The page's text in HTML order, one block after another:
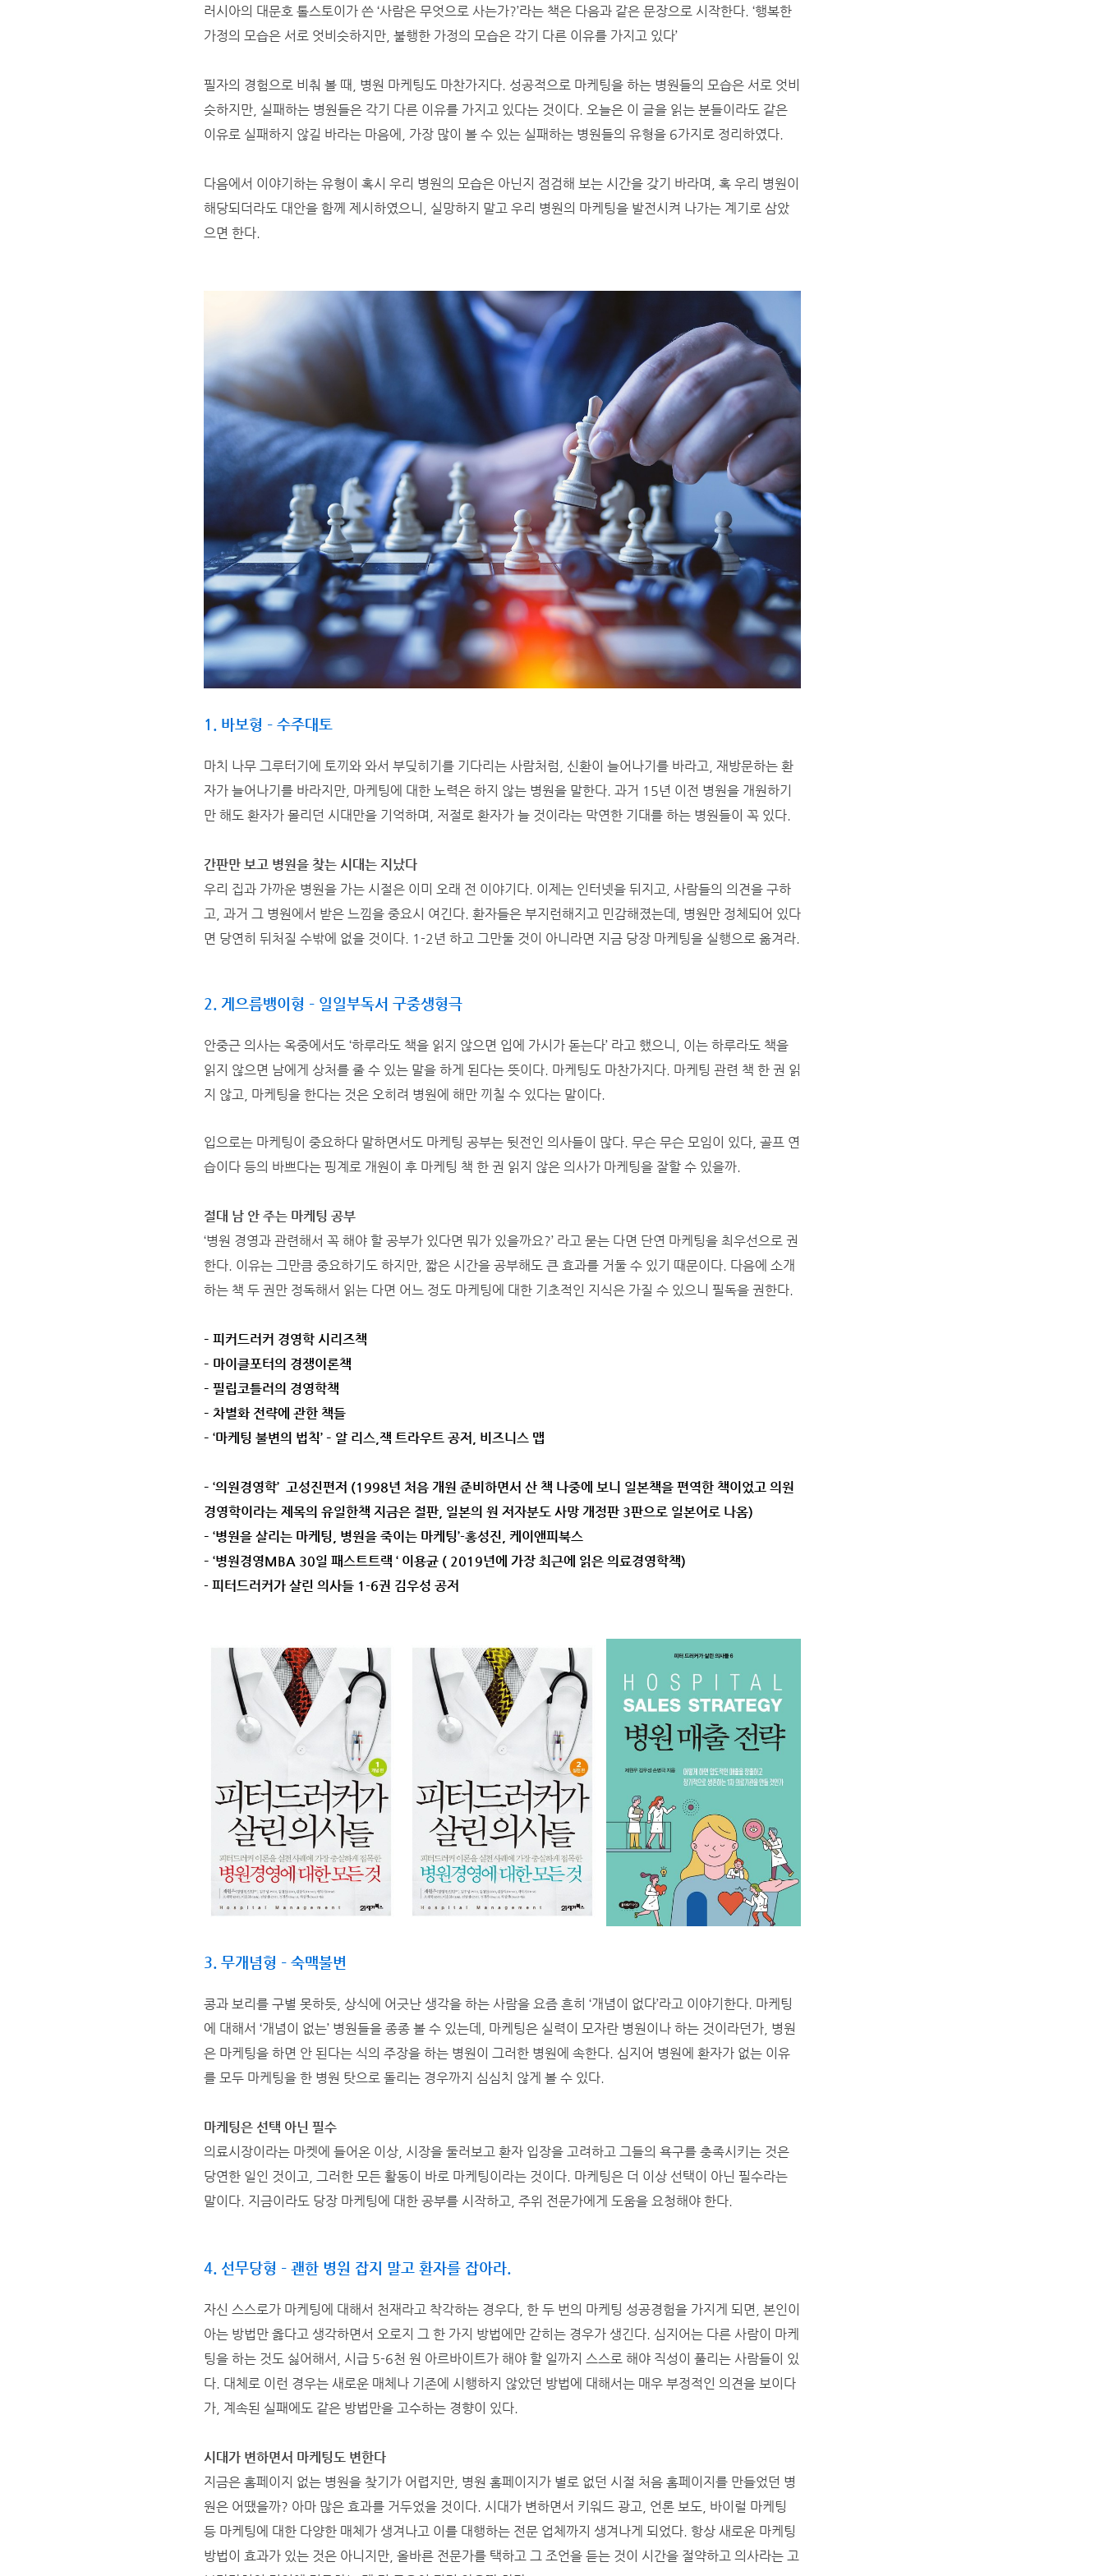
러시아의 대문호 톨스토이가 쓴 ‘사람은 무엇으로 사는가?’라는 책은 다음과 같은 문장으로 시작한다. ‘행복한
가정의 모습은 서로 엇비슷하지만, 불행한 가정의 모습은 각기 다른 이유를 가지고 있다’
필자의 경험으로 비춰 볼 때, 병원 마케팅도 마찬가지다. 성공적으로 마케팅을 하는 병원들의 모습은 서로 엇비
슷하지만, 실패하는 병원들은 각기 다른 이유를 가지고 있다는 것이다. 오늘은 이 글을 읽는 분들이라도 같은
이유로 실패하지 않길 바라는 마음에, 가장 많이 볼 수 있는 실패하는 병원들의 유형을 6가지로 정리하였다.
다음에서 이야기하는 유형이 혹시 우리 병원의 모습은 아닌지 점검해 보는 시간을 갖기 바라며, 혹 우리 병원이
해당되더라도 대안을 함께 제시하였으니, 실망하지 말고 우리 병원의 마케팅을 발전시켜 나가는 계기로 삼았
으면 한다.
1. 바보형 – 수주대토
마치 나무 그루터기에 토끼와 와서 부딪히기를 기다리는 사람처럼, 신환이 늘어나기를 바라고, 재방문하는 환
자가 늘어나기를 바라지만, 마케팅에 대한 노력은 하지 않는 병원을 말한다. 과거 15년 이전 병원을 개원하기
만 해도 환자가 몰리던 시대만을 기억하며, 저절로 환자가 늘 것이라는 막연한 기대를 하는 병원들이 꼭 있다.
간판만 보고 병원을 찾는 시대는 지났다
우리 집과 가까운 병원을 가는 시절은 이미 오래 전 이야기다. 이제는 인터넷을 뒤지고, 사람들의 의견을 구하
고, 과거 그 병원에서 받은 느낌을 중요시 여긴다. 환자들은 부지런해지고 민감해졌는데, 병원만 정체되어 있다
면 당연히 뒤처질 수밖에 없을 것이다. 1-2년 하고 그만둘 것이 아니라면 지금 당장 마케팅을 실행으로 옮겨라.
2. 게으름뱅이형 – 일일부독서 구중생형극
안중근 의사는 옥중에서도 ‘하루라도 책을 읽지 않으면 입에 가시가 돋는다’ 라고 했으니, 이는 하루라도 책을
읽지 않으면 남에게 상처를 줄 수 있는 말을 하게 된다는 뜻이다. 마케팅도 마찬가지다. 마케팅 관련 책 한 권 읽
지 않고, 마케팅을 한다는 것은 오히려 병원에 해만 끼칠 수 있다는 말이다.
입으로는 마케팅이 중요하다 말하면서도 마케팅 공부는 뒷전인 의사들이 많다. 무슨 무슨 모임이 있다, 골프 연
습이다 등의 바쁘다는 핑계로 개원이 후 마케팅 책 한 권 읽지 않은 의사가 마케팅을 잘할 수 있을까.
절대 남 안 주는 마케팅 공부
‘병원 경영과 관련해서 꼭 해야 할 공부가 있다면 뭐가 있을까요?’ 라고 묻는 다면 단연 마케팅을 최우선으로 권
한다. 이유는 그만큼 중요하기도 하지만, 짧은 시간을 공부해도 큰 효과를 거둘 수 있기 때문이다. 다음에 소개
하는 책 두 권만 정독해서 읽는 다면 어느 정도 마케팅에 대한 기초적인 지식은 가질 수 있으니 필독을 권한다.
– 피커드러커 경영학 시리즈책
– 마이클포터의 경쟁이론책
– 필립코틀러의 경영학책
– 차별화 전략에 관한 책들
– ‘마케팅 불변의 법칙’ – 알 리스,잭 트라우트 공저, 비즈니스 맵
– ‘의원경영학’ 고성진편저 (1998년 처음 개원 준비하면서 산 책 나중에 보니 일본책을 편역한 책이었고 의원
경영학이라는 제목의 유일한책 지금은 절판, 일본의 원 저자분도 사망 개정판 3판으로 일본어로 나옴)
– ‘병원을 살리는 마케팅, 병원을 죽이는 마케팅’-홍성진, 케이앤피북스
– ‘병원경영MBA 30일 패스트트랙 ‘ 이용균 ( 2019년에 가장 최근에 읽은 의료경영학책)
- 피터드러커가 살린 의사들 1-6권 김우성 공저
3. 무개념형 – 숙맥불변
콩과 보리를 구별 못하듯, 상식에 어긋난 생각을 하는 사람을 요즘 흔히 ‘개념이 없다’라고 이야기한다. 마케팅
에 대해서 ‘개념이 없는’ 병원들을 종종 볼 수 있는데, 마케팅은 실력이 모자란 병원이나 하는 것이라던가, 병원
은 마케팅을 하면 안 된다는 식의 주장을 하는 병원이 그러한 병원에 속한다. 심지어 병원에 환자가 없는 이유
를 모두 마케팅을 한 병원 탓으로 돌리는 경우까지 심심치 않게 볼 수 있다.
마케팅은 선택 아닌 필수
의료시장이라는 마켓에 들어온 이상, 시장을 둘러보고 환자 입장을 고려하고 그들의 욕구를 충족시키는 것은
당연한 일인 것이고, 그러한 모든 활동이 바로 마케팅이라는 것이다. 마케팅은 더 이상 선택이 아닌 필수라는
말이다. 지금이라도 당장 마케팅에 대한 공부를 시작하고, 주위 전문가에게 도움을 요청해야 한다.
4. 선무당형 – 괜한 병원 잡지 말고 환자를 잡아라.
자신 스스로가 마케팅에 대해서 천재라고 착각하는 경우다, 한 두 번의 마케팅 성공경험을 가지게 되면, 본인이
아는 방법만 옳다고 생각하면서 오로지 그 한 가지 방법에만 갇히는 경우가 생긴다. 심지어는 다른 사람이 마케
팅을 하는 것도 싫어해서, 시급 5-6천 원 아르바이트가 해야 할 일까지 스스로 해야 직성이 풀리는 사람들이 있
다. 대체로 이런 경우는 새로운 매체나 기존에 시행하지 않았던 방법에 대해서는 매우 부정적인 의견을 보이다
가, 계속된 실패에도 같은 방법만을 고수하는 경향이 있다.
시대가 변하면서 마케팅도 변한다
지금은 홈페이지 없는 병원을 찾기가 어렵지만, 병원 홈페이지가 별로 없던 시절 처음 홈페이지를 만들었던 병
원은 어땠을까? 아마 많은 효과를 거두었을 것이다. 시대가 변하면서 키워드 광고, 언론 보도, 바이럴 마케팅
등 마케팅에 대한 다양한 매체가 생겨나고 이를 대행하는 전문 업체까지 생겨나게 되었다. 항상 새로운 마케팅
방법이 효과가 있는 것은 아니지만, 올바른 전문가를 택하고 그 조언을 듣는 것이 시간을 절약하고 의사라는 고